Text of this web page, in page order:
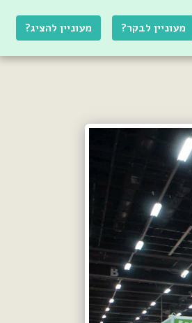
מעוניין לבקר? מעוניין להציג?